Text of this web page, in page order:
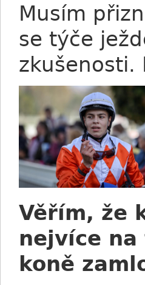
Musím
se týče
zkušenosti.
Věřím, že
nejvíce
koně